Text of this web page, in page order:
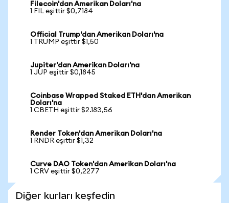
Filecoin'dan Amerikan Doları'na
1 FIL eşittir $0,7184
Official Trump'dan Amerikan Doları'na
1 TRUMP eşittir $1,50
Jupiter'dan Amerikan Doları'na
1 JUP eşittir $0,1845
Coinbase Wrapped Staked ETH'dan Amerikan
Doları'na
1 CBETH eşittir $2.183,56
Render Token'dan Amerikan Doları'na
1 RNDR eşittir $1,32
Curve DAO Token'dan Amerikan Doları'na
1 CRV eşittir $0,2277
Diğer kurları keşfedin